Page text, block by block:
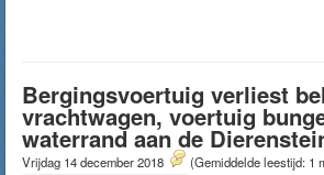
Bergingsvoertuig verliest
vrachtwagen, voertuig
waterrand aan de
Vrijdag 14 december 2018 (Gemiddelde leestijd: 1